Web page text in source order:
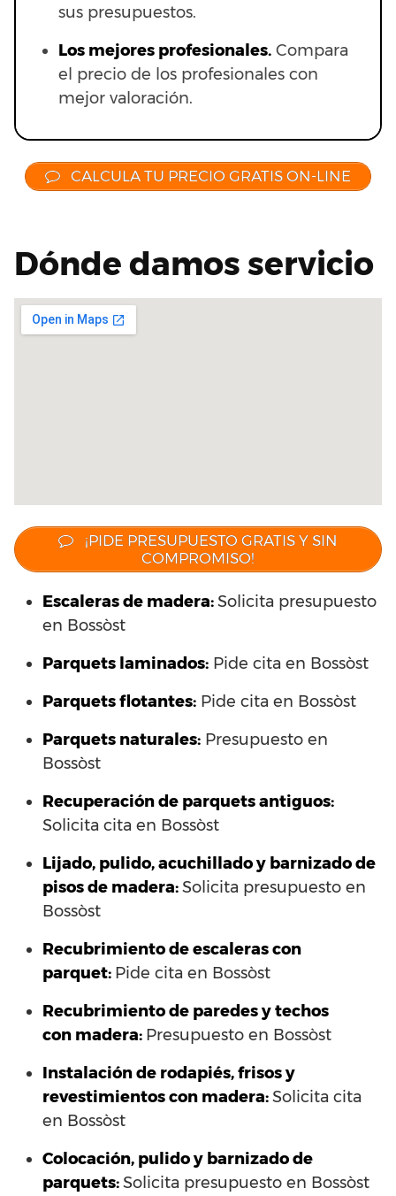
sus presupuestos.
Los mejores profesionales. Compara
el precio de los profesionales con
mejor valoración.
CALCULA TU PRECIO GRATIS ON-LINE
Dónde damos servicio
¡PIDE PRESUPUESTO GRATIS Y SIN
COMPROMISO!
Escaleras de madera:Solicita presupuesto
en Bossòst
Parquets laminados: Pide cita en Bossòst
Parquets flotantes: Pide cita en Bossòst
Parquets naturales: Presupuesto en
Bossòst
Recuperación de parquets antiguos:
Solicita cita en Bossòst
Lijado, pulido, acuchillado y barnizado de
pisos de madera:Solicita presupuesto en
Bossòst
Recubrimiento de escaleras con
parquet: Pide cita en Bossòst
Recubrimiento de paredes y techos
con madera: Presupuesto en Bossòst
Instalación de rodapiés, frisos y
revestimientos con madera:Solicita cita
en Bossòst
Colocación, pulido y barnizado de
parquets:Solicita presupuesto en Bossòst